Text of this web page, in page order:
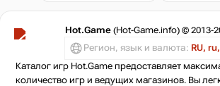
Hot.Game (Hot-Game.info) © 2013-
Регион, язык и валюта: RU,
Каталог игр Hot.Game предоставляет
количество игр и ведущих магазинов. Вы